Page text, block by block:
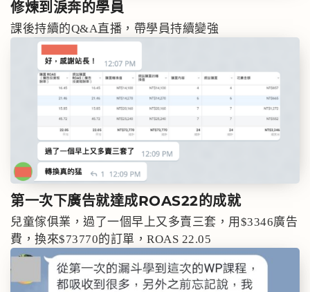
修煉到淚奔的學員
課後持續的Q&A直播，帶學員持續變強
第一次下廣告就達成ROAS22的成就
兒童傢俱業，過了一個早上又多賣三套，用$3346廣告
費，換來$73770的訂單，ROAS 22.05